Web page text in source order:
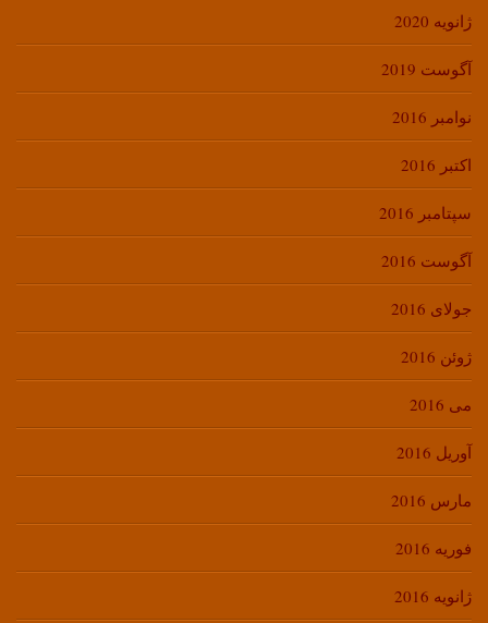
ژانویه 2020
آگوست 2019
نوامبر 2016
اکتبر 2016
سپتامبر 2016
آگوست 2016
جولای 2016
ژوئن 2016
می 2016
آوریل 2016
مارس 2016
فوریه 2016
ژانویه 2016